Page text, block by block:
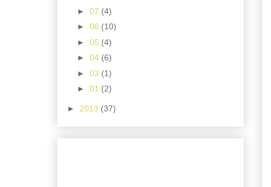
► 07 (4)
► 06 (10)
► 05 (4)
► 04 (6)
► 03 (1)
► 01 (2)
► 2013 (37)